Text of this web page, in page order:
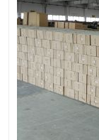
上海第三方仓
仓储
上海托管仓库